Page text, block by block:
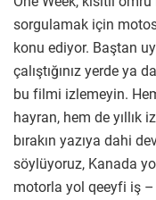
sorgulamak için
konu ediyor. Baştan
çalıştığınız yerde ya
bu filmi izlemeyin.
hayran, hem de
bırakın yazıya dahi
söylüyoruz, Kanada
motorla yol qeeyfi iş –